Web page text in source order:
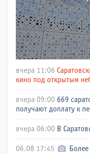
вчера 11:06
кино под открытым
вчера 09:00 669
получают доплату к
вчера 06:00 В
06.08 17:45